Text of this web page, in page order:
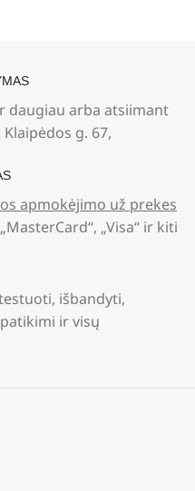
daugiau arba atsiimant
g. 67,
apmokėjimo už prekes
„Visa“ ir kiti
išbandyti,
ir visų